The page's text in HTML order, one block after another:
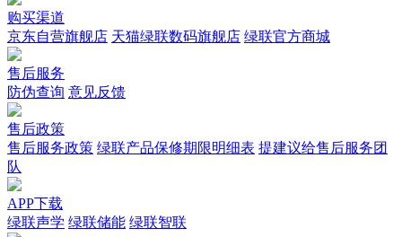
购买渠道
京东自营旗舰店 天猫绿联数码旗舰店 绿联官方商城
售后服务
防伪查询 意见反馈
售后政策
售后服务政策 绿联产品保修期限明细表 提建议给售后服务团
队
APP下载
绿联声学 绿联储能 绿联智联